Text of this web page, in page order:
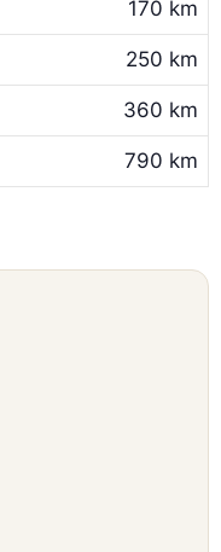
170 km
250 km
360 km
790 km